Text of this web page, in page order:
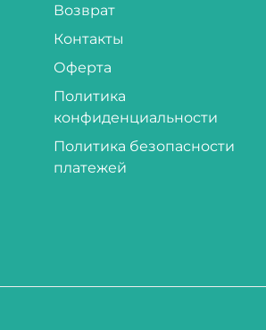
Возврат
Контакты
Оферта
Политика
конфиденциальности
Политика безопасности
платежей